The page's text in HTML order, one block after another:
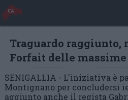
Traguardo raggiunto,
Forfait delle
SENIGALLIA - L'iniziativa è
Montignano per concludersi
aggiunto anche il regista